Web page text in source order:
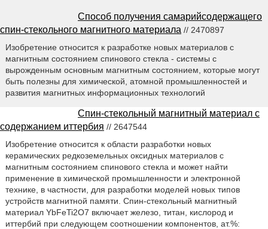
Способ получения самарийсодержащего
спин-стекольного магнитного материала // 2470897
Изобретение относится к разработке новых материалов с
магнитным состоянием спинового стекла - системы с
вырожденным основным магнитным состоянием, которые могут
быть полезны для химической, атомной промышленностей и
развития магнитных информационных технологий
Спин-стекольный магнитный материал с
содержанием иттербия // 2647544
Изобретение относится к области разработки новых
керамических редкоземельных оксидных материалов с
магнитным состоянием спинового стекла и может найти
применение в химической промышленности и электронной
технике, в частности, для разработки моделей новых типов
устройств магнитной памяти. Спин-стекольный магнитный
материал YbFeTi2O7 включает железо, титан, кислород и
иттербий при следующем соотношении компонентов, ат.%: